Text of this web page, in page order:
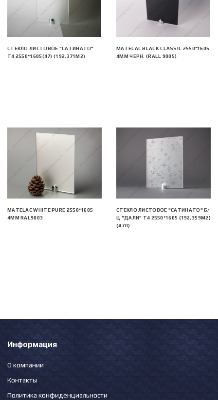
СТЕКЛО ЛИСТОВОЕ "САТИНАТО"
Т4 2550*1605(47) (192,371М2)
MATELAC BLACK CLASSIC 2550*1605
4ММ ЧЕРН. (RALL 9005)
MATELAC WHITE PURE 2550*1605
4ММ RAL9003
СТЕКЛО ЛИСТОВОЕ "САТИНАТО" Б/
Ц "ДАЛИ" Т4 2550*1605 (192,359М2)
(47Л)
Информация
О компании
Контакты
Политика конфиденциальности